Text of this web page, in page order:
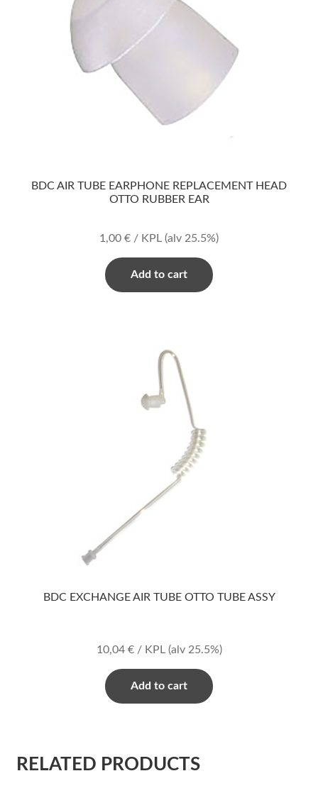
BDC AIR TUBE EARPHONE REPLACEMENT HEAD
OTTO RUBBER EAR
1,00 € / KPL (alv 25.5%)
Add to cart
BDC EXCHANGE AIR TUBE OTTO TUBE ASSY
10,04 €/ KPL (alv 25.5%)
Add to cart
RELATED PRODUCTS